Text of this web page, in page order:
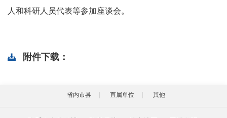
人和科研人员代表等参加座谈会。
附件下载：
省内市县 直属单位 其他